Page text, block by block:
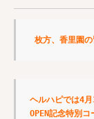
枚方、香里園の
ヘルハピでは4
OPEN記念特別